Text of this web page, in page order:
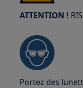
ATTENTION !
Portez des